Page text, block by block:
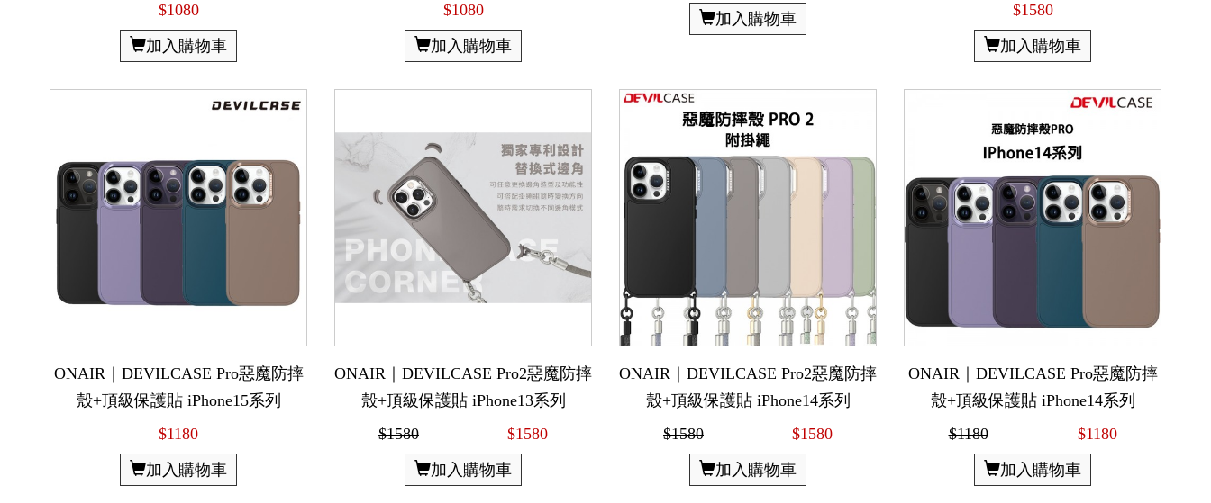
$1080
加入購物車
$1080
加入購物車
加入購物車
$1580
加入購物車
ONAIR｜DEVILCASE Pro惡魔防摔
殼+頂級保護貼 iPhone15系列
$1180
加入購物車
ONAIR｜DEVILCASE Pro2惡魔防摔
殼+頂級保護貼 iPhone13系列
$1580
$1580
加入購物車
ONAIR｜DEVILCASE Pro2惡魔防摔
殼+頂級保護貼 iPhone14系列
$1580
$1580
加入購物車
ONAIR｜DEVILCASE Pro惡魔防摔
殼+頂級保護貼 iPhone14系列
$1180
$1180
加入購物車